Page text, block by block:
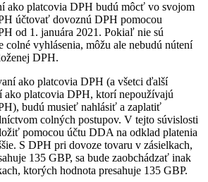
ako platcovia DPH budú môcť vo svojom
účtovať dovoznú DPH pomocou
od 1. januára 2021. Pokiaľ nie sú
vyhlásenia, môžu ale nebudú nútení
DPH.
ako platcovia DPH (a všetci ďalší
ako platcovia DPH, ktorí nepoužívajú
budú musieť nahlásiť a zaplatiť
colných postupov. V tejto súvislosti
pomocou účtu DDA na odklad platenia
S DPH pri dovoze tovaru v zásielkach,
135 GBP, sa bude zaobchádzať inak
ktorých hodnota presahuje 135 GBP.